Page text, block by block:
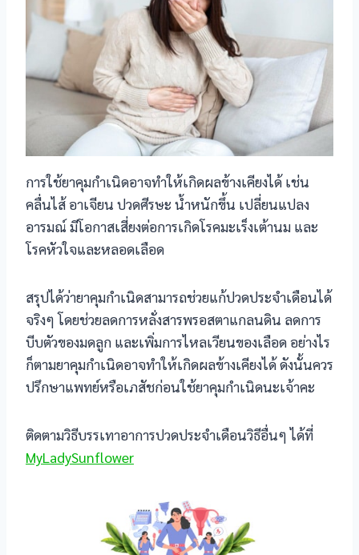
การใช้ยาคุมกำเนิดอาจทำให้เกิดผลข้างเคียงได้ เช่น
คลื่นไส้ อาเจียน ปวดศีรษะ น้ำหนักขึ้น เปลี่ยนแปลง
อารมณ์ มีโอกาสเสี่ยงต่อการเกิดโรคมะเร็งเต้านม และ
โรคหัวใจและหลอดเลือด
สรุปได้ว่ายาคุมกำเนิดสามารถช่วยแก้ปวดประจำเดือนได้
จริงๆ โดยช่วยลดการหลั่งสารพรอสตาแกลนดิน ลดการ
บีบตัวของมดลูก และเพิ่มการไหลเวียนของเลือด อย่างไร
ก็ตามยาคุมกำเนิดอาจทำให้เกิดผลข้างเคียงได้ ดังนั้นควร
ปรึกษาแพทย์หรือเภสัชก่อนใช้ยาคุมกำเนิดนะเจ้าคะ
ติดตามวิธีบรรเทาอาการปวดประจำเดือนวิธีอื่นๆ ได้ที่
MyLadySunflower